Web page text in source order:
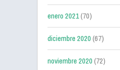
enero 2021(70)
diciembre 2020(67)
noviembre 2020(72)